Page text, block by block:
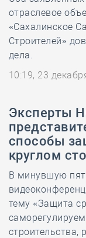
отраслевое
«Сахалинское
Строителей»
дела.
10:19, 23
Эксперты
способы
круглом
В минувшую
тему «Защита
строительства,